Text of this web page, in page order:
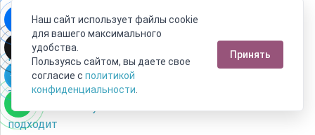
сердолик от
искусственного
камня?
Камень сердолик
- его магические
свойства и кому
подходит
Наш сайт использует файлы cookie
для вашего максимального
удобства.
Пользуясь сайтом, вы даете свое
согласие с политикой
конфиденциальности
Принять